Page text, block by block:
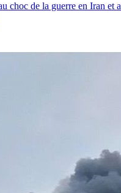
choc de la guerre en Iran et